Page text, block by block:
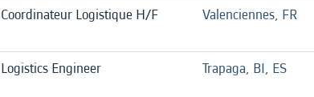
Coordinateur Logistique H/F Valenciennes, FR
Logistics Engineer Trapaga, BI, ES